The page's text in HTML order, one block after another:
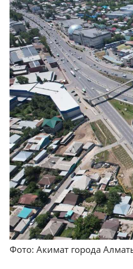
Фото: Акимат города